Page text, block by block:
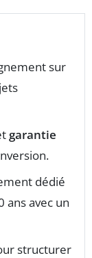
sur
garantie
dédié
ans avec un
structurer